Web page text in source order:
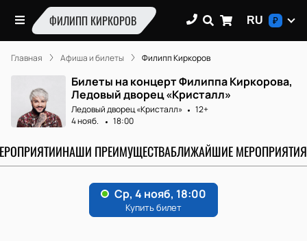
ФИЛИПП КИРКОРОВ RU ₽
Главная Афиша и билеты Филипп Киркоров
Билеты на концерт Филиппа Киркорова,
Ледовый дворец «Кристалл»
Ледовый дворец «Кристалл»
12+
4 нояб.
18:00
НАШИ ПРЕИМУЩЕСТВАБЛИЖАЙШИЕ МЕРОПРИЯТИЯ